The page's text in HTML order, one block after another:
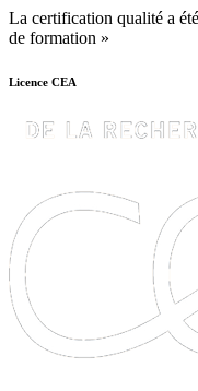
La certification qualité a
de formation »
Licence CEA